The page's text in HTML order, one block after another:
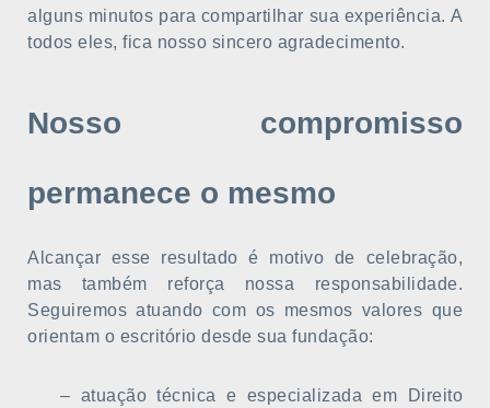
alguns minutos para compartilhar sua experiência. A
todos eles, fica nosso sincero agradecimento.
Nosso compromisso
permanece o mesmo
Alcançar esse resultado é motivo de celebração,
mas também reforça nossa responsabilidade.
Seguiremos atuando com os mesmos valores que
orientam o escritório desde sua fundação:
– atuação técnica e especializada em Direito